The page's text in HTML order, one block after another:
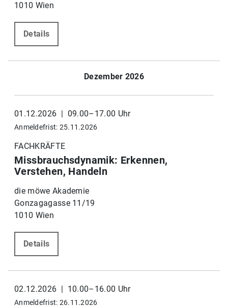
1010 Wien
Details
Dezember 2026
01.12.2026 | 09.00–17.00 Uhr
Anmeldefrist: 25.11.2026
FACHKRÄFTE
Missbrauchsdynamik: Erkennen,
Verstehen, Handeln
die möwe Akademie
Gonzagagasse 11/19
1010 Wien
Details
02.12.2026 | 10.00–16.00 Uhr
Anmeldefrist: 26.11.2026